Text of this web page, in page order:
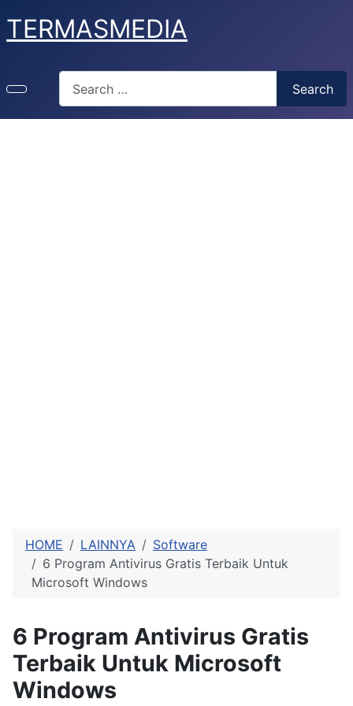
TERMASMEDIA
Search
HOME LAINNYA
Software
6 Program Antivirus Gratis Terbaik Untuk
Microsoft Windows
6 Program Antivirus Gratis
Terbaik Untuk Microsoft
Windows